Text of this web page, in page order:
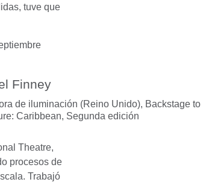
tuve que
Finney
de iluminación (Reino Unido), Backstage to
Caribbean, Segunda edición
Theatre,
procesos de
Trabajó